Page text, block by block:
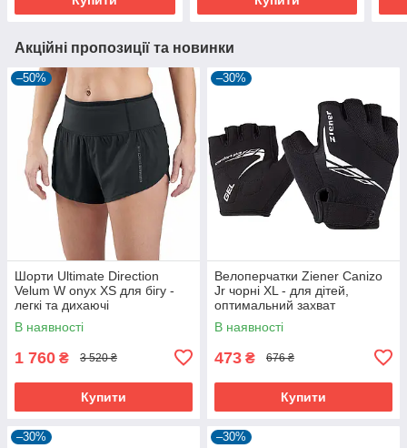
Акційні пропозиції та новинки
–50%
Шорти Ultimate Direction
Velum W onyx XS для бігу -
легкі та дихаючі
В наявності
1 760 ₴ 3 520 ₴
Купити
–30%
Велоперчатки Ziener Canizo
Jr чорні XL - для дітей,
оптимальний захват
В наявності
473 ₴ 676 ₴
Купити
–30% –30%